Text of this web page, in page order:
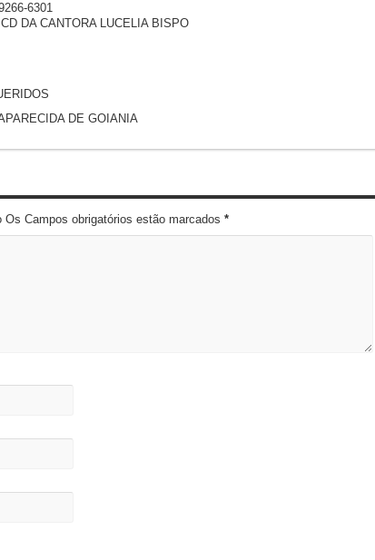
6301
DA CANTORA LUCELIA BISPO
DE GOIANIA
Campos obrigatórios estão marcados *